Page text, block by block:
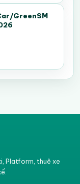
GreenSM
Platform, thuê xe